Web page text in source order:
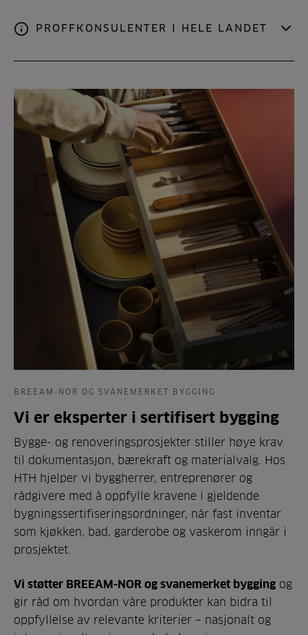
PROFFKONSULENTER I HELE LANDET
BREEAM-NOR OG SVANEMERKET BYGGING
Vi er eksperter i sertifisert bygging
Bygge- og renoveringsprosjekter stiller høye krav
til dokumentasjon, bærekraft og materialvalg. Hos
HTH hjelper vi byggherrer, entreprenører og
rådgivere med å oppfylle kravene i gjeldende
bygningssertifiseringsordninger, når fast inventar
som kjøkken, bad, garderobe og vaskerom inngår i
prosjektet.
Vi støtter BREEAM-NOR og svanemerket bygging og
gir råd om hvordan våre produkter kan bidra til
oppfyllelse av relevante kriterier – nasjonalt og